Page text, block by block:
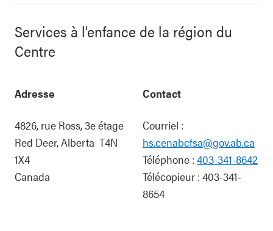
Services à l’enfance de la région du
Centre
Adresse
4826, rue Ross, 3e étage
Red Deer,Alberta T4N
1X4
Canada
Contact
Courriel :
hs.cenabcfsa@gov.ab.ca
Téléphone : 403-341-8642
Télécopieur : 403-341-
8654